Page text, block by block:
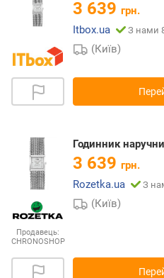
3 639 грн.
Itbox.ua
З нами
(Київ)
Продавець:
CHRONOSHOP
Годинник
3 639 грн.
Rozetka.ua
З
(Київ)